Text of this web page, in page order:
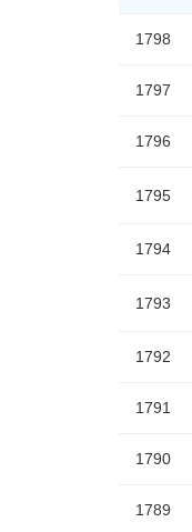
1798
1797
1796
1795
1794
1793
1792
1791
1790
1789